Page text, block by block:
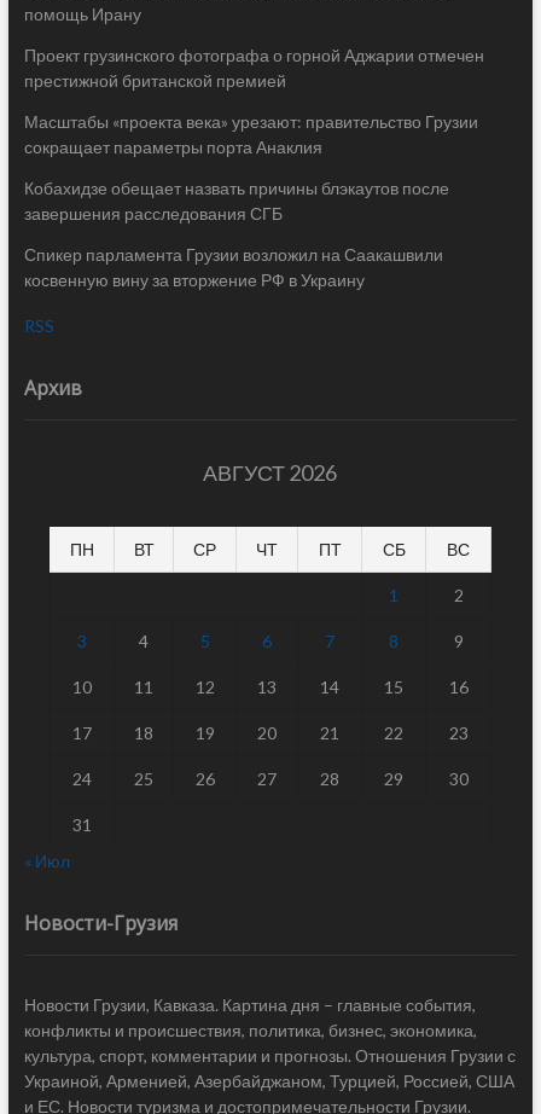
помощь Ирану
Проект грузинского фотографа о горной Аджарии отмечен
престижной британской премией
Масштабы «проекта века» урезают: правительство Грузии
сокращает параметры порта Анаклия
Кобахидзе обещает назвать причины блэкаутов после
завершения расследования СГБ
Спикер парламента Грузии возложил на Саакашвили
косвенную вину за вторжение РФ в Украину
RSS
Архив
АВГУСТ 2026
ПН ВТ СР ЧТ ПТ СБ ВС
1 2
3 4 5 6 7 8 9
10 11 12 13 14 15 16
17 18 19 20 21 22 23
24 25 26 27 28 29 30
31
« Июл
Новости-Грузия
Новости Грузии, Кавказа. Картина дня – главные события,
конфликты и происшествия, политика, бизнес, экономика,
культура, спорт, комментарии и прогнозы. Отношения Грузии с
Украиной, Арменией, Азербайджаном, Турцией, Россией, США
и ЕС. Новости туризма и достопримечательности Грузии.